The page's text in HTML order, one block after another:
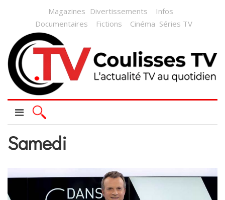
Magazines Divertissements
Infos
Documentaires
Fictions Cinéma Séries TV
Samedi